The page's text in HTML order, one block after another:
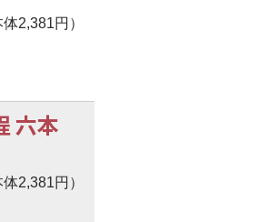
2,381円）
六本
2,381円）